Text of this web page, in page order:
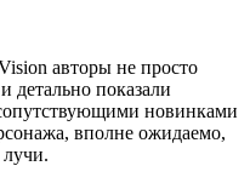
авторы не просто
детально показали
новинками
вполне ожидаемо,
лучи.